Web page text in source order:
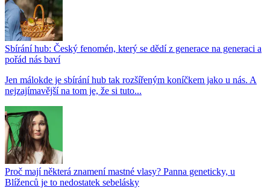
Sbírání hub: Český fenomén, který se dědí z generace na generaci a
pořád nás baví
Jen málokde je sbírání hub tak rozšířeným koníčkem jako u nás. A
nejzajímavější na tom je, že si tuto...
Proč mají některá znamení mastné vlasy? Panna geneticky, u
Blíženců je to nedostatek sebelásky